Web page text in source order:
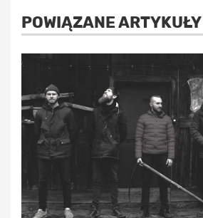
POWIĄZANE ARTYKUŁY